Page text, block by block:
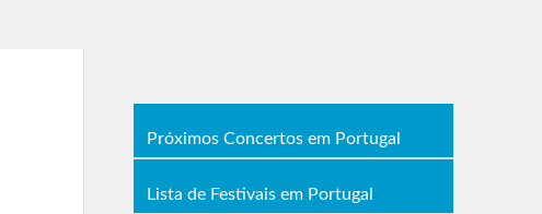
Próximos Concertos em Portugal
Lista de Festivais em Portugal